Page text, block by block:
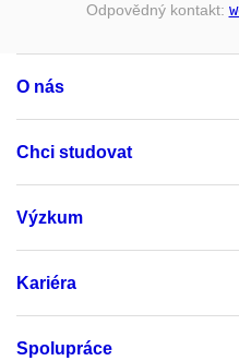
Odpovědný kontakt:
O nás
Chci studovat
Výzkum
Kariéra
Spolupráce